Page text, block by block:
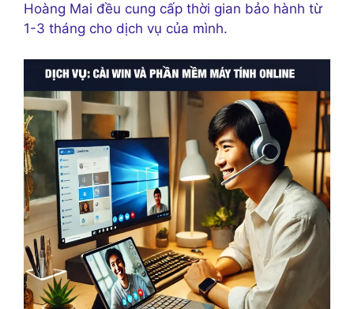
Hoàng Mai đều cung cấp thời gian bảo hành từ
1-3 tháng cho dịch vụ của mình.